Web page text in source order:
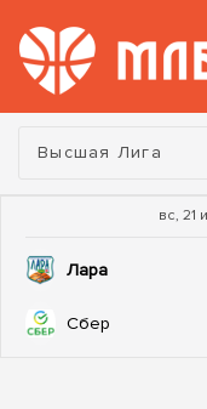
Турнир:
Высшая Лига
вс, 21
Лара
Сбер